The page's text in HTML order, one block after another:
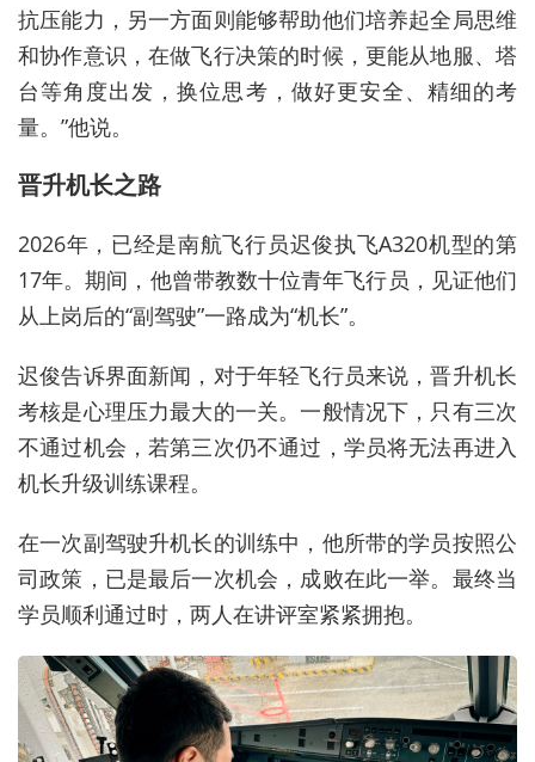
抗压能力，另一方面则能够帮助他们培养起全局思维
和协作意识 ，在做飞行决策的时候，更能从地服、塔
台等角度出发，换位思考 ，做好更安全、精细的考
量。”他说。
晋升机长之路
2026年，已经是南航飞行员迟俊执飞A320机型的第
17年。期间，他曾带教数十位青年飞行员，见证他们
从上岗后的“副驾驶”一路成为“机长”。
迟俊告诉界面新闻，对于年轻飞行员来说，晋升机长
考核是心理压力最大的一关。一般情况下，只有三次
不通过机会，若第三次仍不通过，学员将无法再进入
机长升级训练课程。
在一次副驾驶升机长的训练中，他所带的学员按照公
司政策，已是最后一次机会，成败在此一举。最终当
学员顺利通过时，两人在讲评室紧紧拥抱。